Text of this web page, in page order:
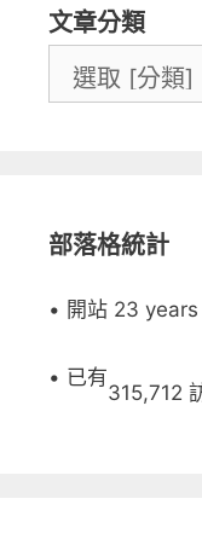
文章分類
部落格統計
• 開站 23
• 已有
315,712